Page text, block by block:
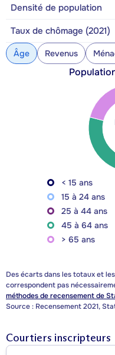
Densité de population
Taux de chômage (2021)
Âge Revenus
< 15 ans
15 à 24 ans
25 à 44 ans
45 à 64 ans
> 65 ans
Des écarts dans les totaux et
correspondent pas
méthodes de recensement de
Source : Recensement 2021,
Courtiers inscripteurs